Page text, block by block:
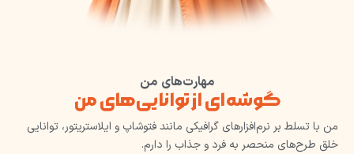
مهارت‌های من
گوشه‌ای از توانایی‌های من
من با تسلط بر نرم‌افزارهای گرافیکی مانند فتوشاپ و ایلاستریتور، توانایی
خلق طرح‌های منحصر به فرد و جذاب را دارم.